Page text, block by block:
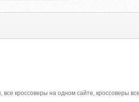
кроссоверы на одном сайте, кроссоверы